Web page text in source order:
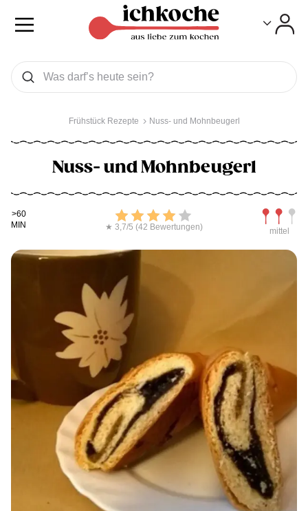
Was wollen Sie suchen
Suchen
Frühstück Rezepte Nuss- und Mohnbeugerl
Nuss- und Mohnbeugerl
Kochdauer
>60
MIN
Bewerten
★ 3,7/5 (42 Bewertungen) mittel